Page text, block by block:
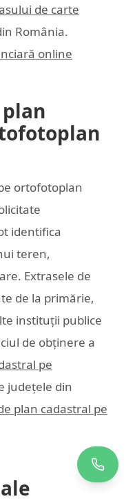
de carte
România.
online
ortofotoplan
identifica
teren,
Extrasele de
de la primărie,
instituții publice
de obținere a
pe
județele din
plan cadastral pe